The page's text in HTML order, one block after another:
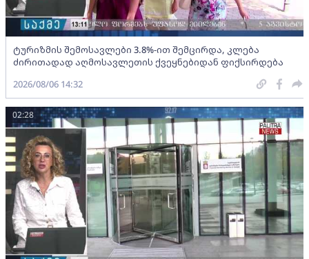
ტურიზმის შემოსავლები 3.8%-ით შემცირდა, კლება
ძირითადად აღმოსავლეთის ქვეყნებიდან ფიქსირდება
2026/08/06 14:32
02:28